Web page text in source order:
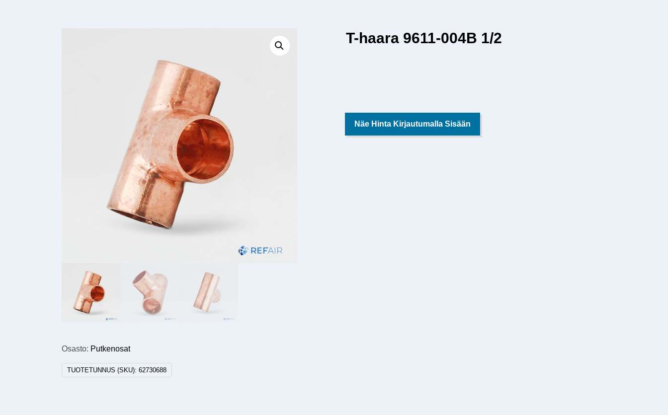
Osasto: Putkenosat
TUOTETUNNUS (SKU):62730688
T-haara 9611-004B 1/2
Näe Hinta Kirjautumalla Sisään